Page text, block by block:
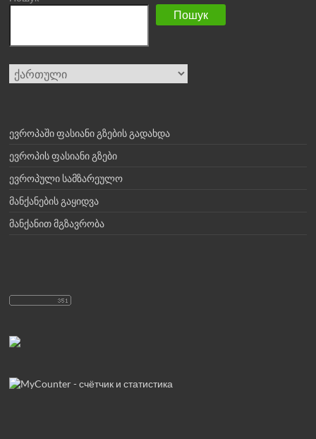
Пошук
Choose
a
ევროპაში ფასიანი გზების გადახდა
ევროპის ფასიანი გზები
ევროპული სამზარეულო
მანქანების გაყიდვა
მანქანით მგზავრობა